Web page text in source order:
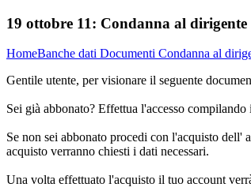
19 ottobre 11: Condanna al
HomeBanche dati Documenti Condanna al
Gentile utente, per visionare il seguente
Sei già abbonato? Effettua l'accesso
Se non sei abbonato procedi con l'acquisto dell'
acquisto verranno chiesti i dati necessari.
Una volta effettuato l'acquisto il tuo account